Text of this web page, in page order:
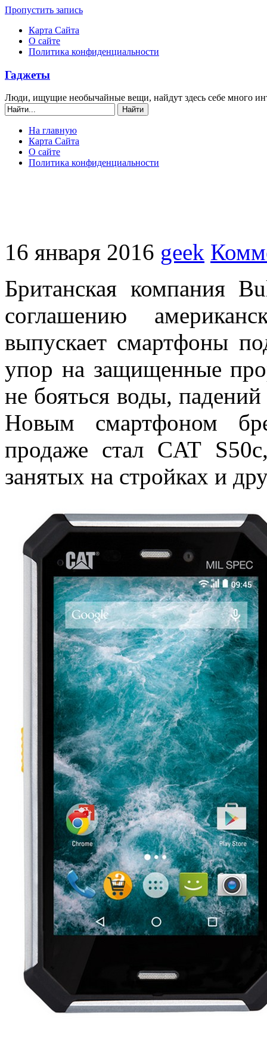
Пропустить запись
Карта Сайта
О сайте
Политика конфиденциальности
Гаджеты
Люди, ищущие необычайные вещи, найдут здесь себе много
На главную
Карта Сайта
О сайте
Политика конфиденциальности
16 января 2016 geek
Британская компания
соглашению
выпускает смартфоны
упор на защищенные
не бояться воды,
Новым смартфоном
продаже стал CAT
занятых на стройках и